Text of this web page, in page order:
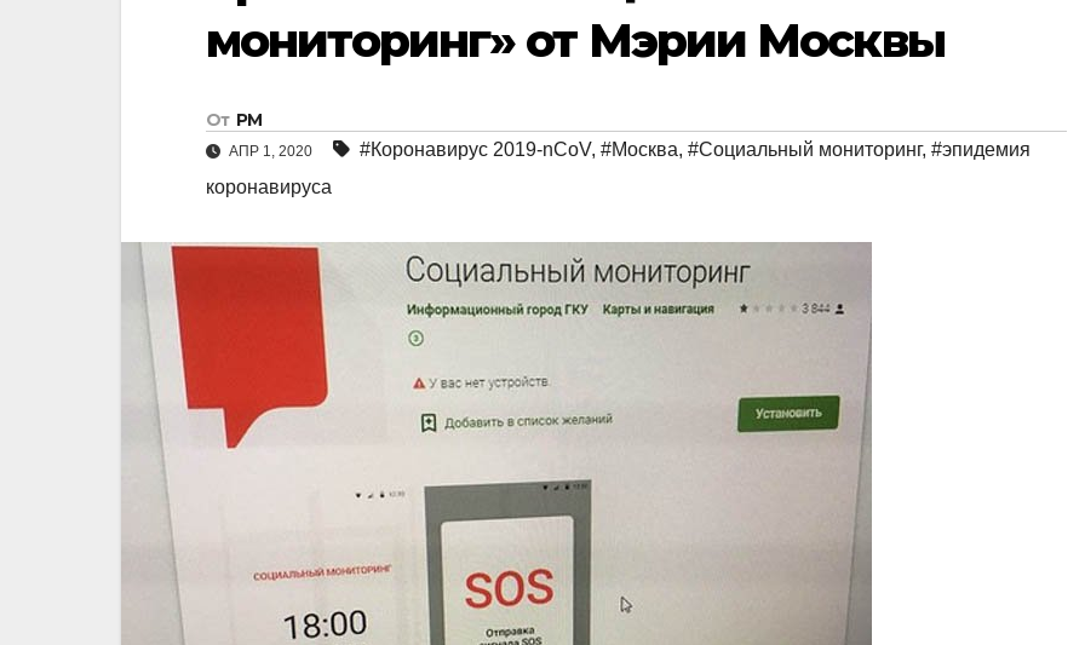
мониторинг» от Мэрии Москвы
От РМ
АПР 1, 2020 #Коронавирус 2019-nCoV, #Москва, #Социальный мониторинг, #эпидемия
коронавируса